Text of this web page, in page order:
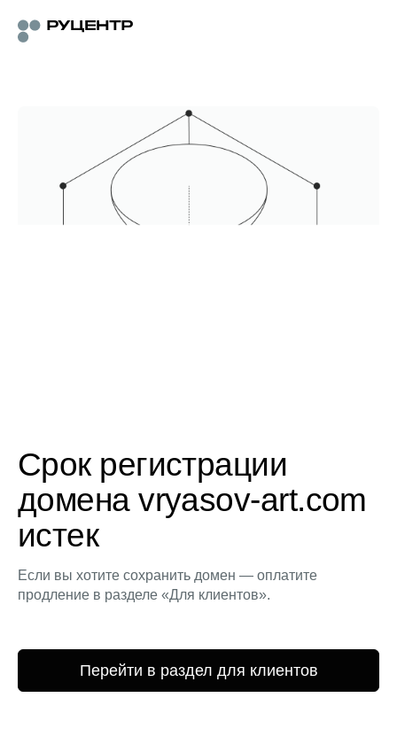
Срок регистрации
домена vryasov-art.com
истек
Если вы хотите сохранить домен — оплатите
продление в разделе «Для клиентов».
Перейти в раздел для клиентов